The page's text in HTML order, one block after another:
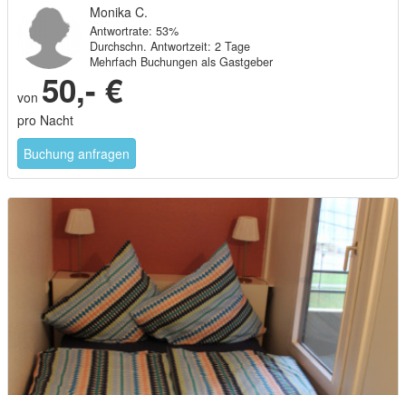
Monika C.
Antwortrate: 53%
Durchschn. Antwortzeit: 2 Tage
Mehrfach Buchungen als Gastgeber
von 50,- €
pro Nacht
Buchung anfragen